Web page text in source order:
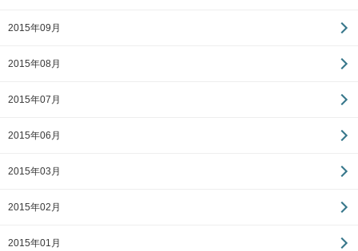
2015年09月
2015年08月
2015年07月
2015年06月
2015年03月
2015年02月
2015年01月